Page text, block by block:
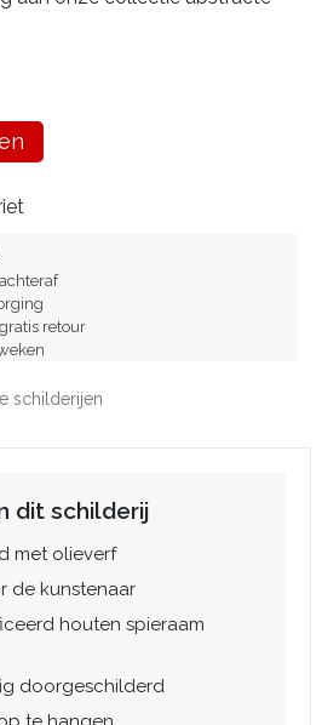
retour
schilderijen
dit schilderij
met olieverf
de kunstenaar
houten spieraam
doorgeschilderd